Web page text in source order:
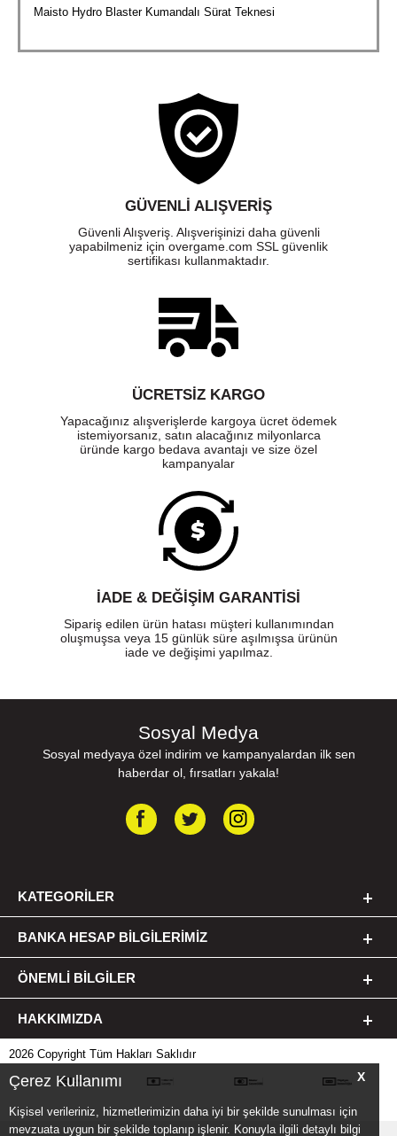
X
Çerez Kullanımı
Kişisel verileriniz, hizmetlerimizin daha iyi bir şekilde sunulması için
mevzuata uygun bir şekilde toplanıp işlenir. Konuyla ilgili detaylı bilgi
Maisto Hydro Blaster Kumandalı Sürat Teknesi
GÜVENLI ALIŞVERIŞ
Güvenli Alışveriş. Alışverişinizi daha güvenli
yapabilmeniz için overgame.com SSL güvenlik
sertifikası kullanmaktadır.
ÜCRETSIZ KARGO
Yapacağınız alışverişlerde kargoya ücret ödemek
istemiyorsanız, satın alacağınız milyonlarca
üründe kargo bedava avantajı ve size özel
kampanyalar
İADE & DEĞİŞİM GARANTİSİ
Sipariş edilen ürün hatası müşteri kullanımından
oluşmuşsa veya 15 günlük süre aşılmışsa ürünün
iade ve değişimi yapılmaz.
Sosyal Medya
Sosyal medyaya özel indirim ve kampanyalardan ilk sen
haberdar ol, fırsatları yakala!
KATEGORILER
BANKA HESAP BILGILERIMIZ
ÖNEMLI BILGILER
HAKKIMIZDA
2026 Copyright Tüm Hakları Saklıdır